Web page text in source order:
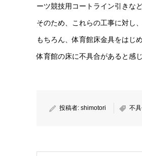
ーツ競技用コートライン引きな
そのため、これらの工事に対し
もちろん、体育館床金具をはじ
体育館の床に不具合があると感
投稿者: shimotori 不